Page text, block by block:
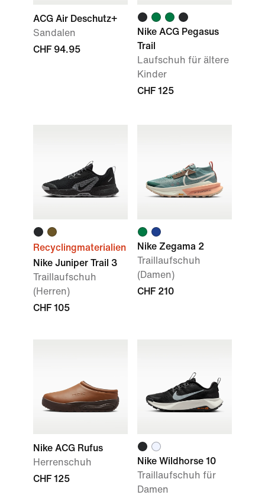
ACG Air Deschutz+
Sandalen
CHF 94.95
Nike ACG Pegasus
Trail
Laufschuh für ältere
Kinder
CHF 125
Recyclingmaterialien
Nike Juniper Trail 3
Traillaufschuh
(Herren)
CHF 105
Nike Zegama 2
Traillaufschuh
(Damen)
CHF 210
Nike ACG Rufus
Herrenschuh
CHF 125
Nike Wildhorse 10
Traillaufschuh für
Damen